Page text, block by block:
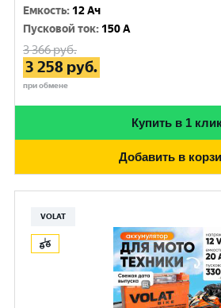
Емкость: 12 Ач
Пусковой ток: 150 A
3 366руб.
3 258 руб.
при обмене
Купить в 1
Добавить в
VOLAT